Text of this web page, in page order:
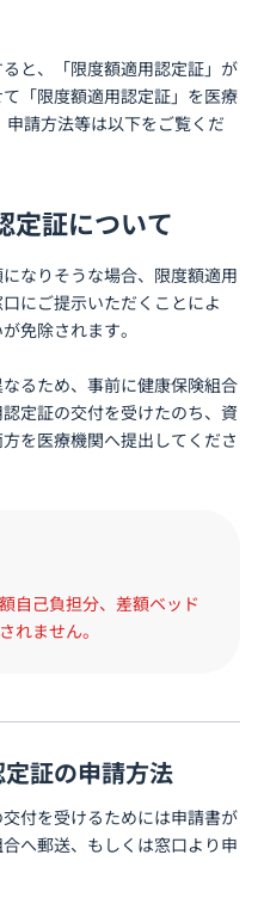
と、「限度額適用認定証」が
「限度額適用認定証」を医療
請方法等は以下をご覧くだ
定証について
なりそうな場合、限度額適用
にご提示いただくことによ
免除されます。
るため、事前に健康保険組合
定証の交付を受けたのち、資
を医療機関へ提出してくださ
自己負担分、差額ベッド
れません。
証の申請方法
付を受けるためには申請書が
へ郵送、もしくは窓口より申